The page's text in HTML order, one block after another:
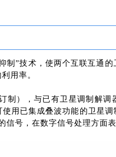
制”技术，使两个互联互通
用率。
制），与已有卫星调制解调
用已集成叠波功能的卫星
号，在数字信号处理方面表